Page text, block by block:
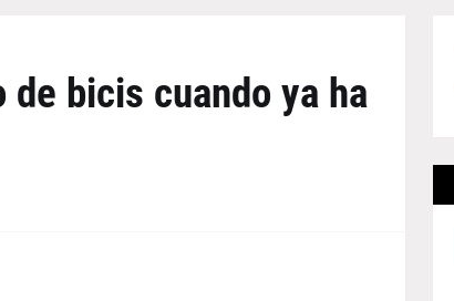
bicis cuando ya ha